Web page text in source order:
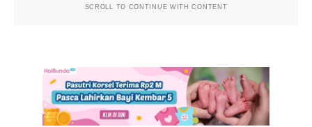
SCROLL TO CONTINUE WITH CONTENT